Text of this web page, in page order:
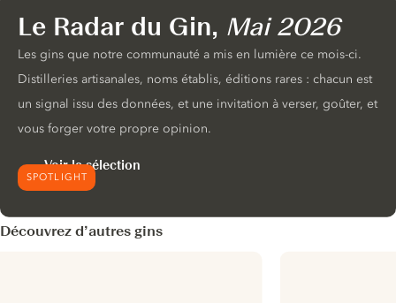
SPOTLIGHT
Le Radar du Gin, Mai 2026
Les gins que notre communauté a mis en lumière ce mois-ci.
Distilleries artisanales, noms établis, éditions rares : chacun est
un signal issu des données, et une invitation à verser, goûter, et
vous forger votre propre opinion.
Voir la sélection
Découvrez d’autres gins